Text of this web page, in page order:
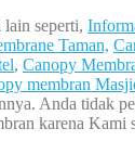
seperti,
Taman,
, Canopy
membran
Anda tidak
karena Kami